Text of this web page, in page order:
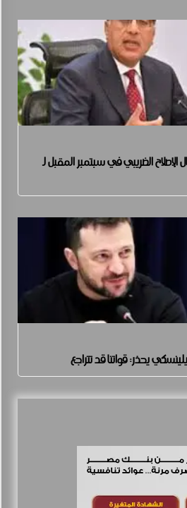
الضريبي في سبتمبر المقبل لـ
يحذر: قواتنا قد تتراجع